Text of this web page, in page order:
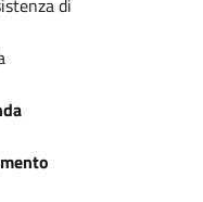
di